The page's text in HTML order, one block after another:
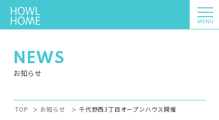
NEWS
お知らせ
TOP お知らせ 千代野西3丁目オープンハウス開催